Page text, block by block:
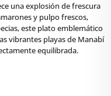
una explosión de frescura
y pulpo frescos,
este plato emblemático
vibrantes playas de Manabí
equilibrada.